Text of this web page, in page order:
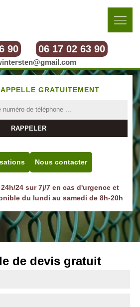
90 06 17 02 63 90
GRATUITEMENT
Nous contacter
24 sur 7j/7 en cas d'urgence et
du lundi au samedi de 8h-20h
de devis gratuit